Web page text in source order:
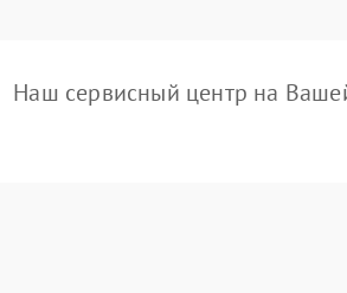
Наш сервисный центр на